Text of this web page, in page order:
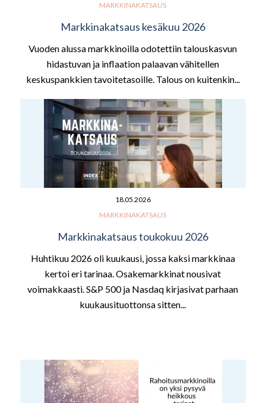
MARKKINAKATSAUS
Markkinakatsaus kesäkuu 2026
Vuoden alussa markkinoilla odotettiin talouskasvun
hidastuvan ja inflaation palaavan vähitellen
keskuspankkien tavoitetasoille. Talous on kuitenkin...
18.05.2026
MARKKINAKATSAUS
Markkinakatsaus toukokuu 2026
Huhtikuu 2026 oli kuukausi, jossa kaksi markkinaa
kertoi eri tarinaa. Osakemarkkinat nousivat
voimakkaasti. S&P 500 ja Nasdaq kirjasivat parhaan
kuukausituottonsa sitten...